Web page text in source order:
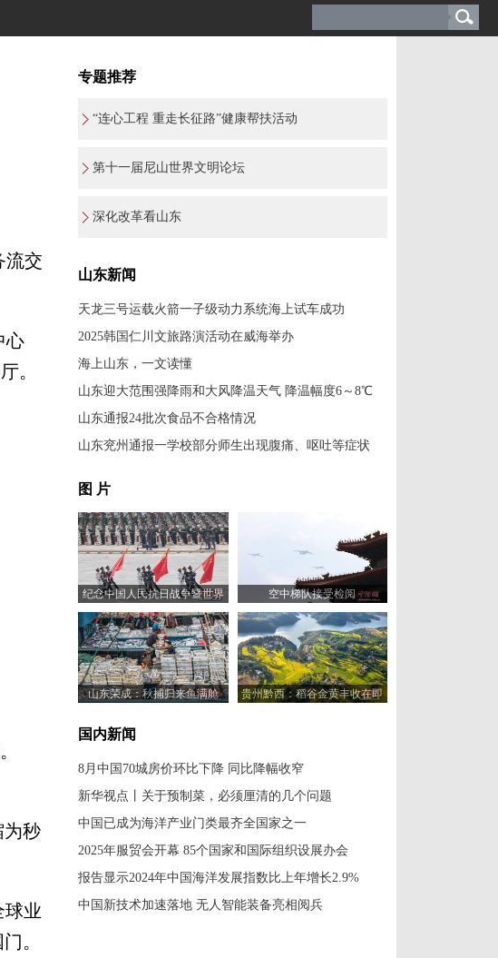
交
心
。
为秒
业
。
专题推荐
“连心工程 重走长征路”健康帮扶活动
第十一届尼山世界文明论坛
深化改革看山东
山东新闻
天龙三号运载火箭一子级动力系统海上试车成功
2025韩国仁川文旅路演活动在威海举办
海上山东，一文读懂
山东迎大范围强降雨和大风降温天气 降温幅度6～8℃
山东通报24批次食品不合格情况
山东兖州通报一学校部分师生出现腹痛、呕吐等症状
图 片
纪念中国人民抗日战争暨世界
反法西斯战争胜利80周年大会
举行
空中梯队接受检阅
山东荣成：秋捕归来鱼满舱 贵州黔西：稻谷金黄丰收在即
国内新闻
8月中国70城房价环比下降 同比降幅收窄
新华视点丨关于预制菜，必须厘清的几个问题
中国已成为海洋产业门类最齐全国家之一
2025年服贸会开幕 85个国家和国际组织设展办会
报告显示2024年中国海洋发展指数比上年增长2.9%
中国新技术加速落地 无人智能装备亮相阅兵